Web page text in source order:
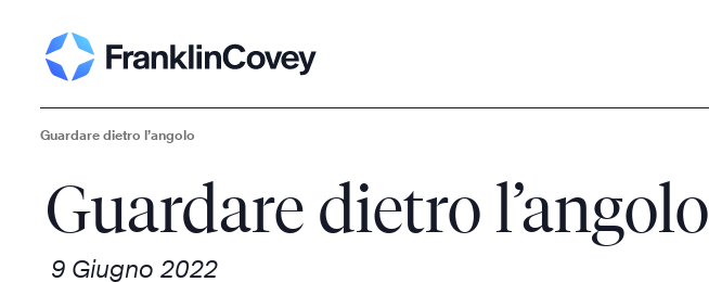
Guardare dietro l’angolo
Guardare dietro l’angolo
9 Giugno 2022